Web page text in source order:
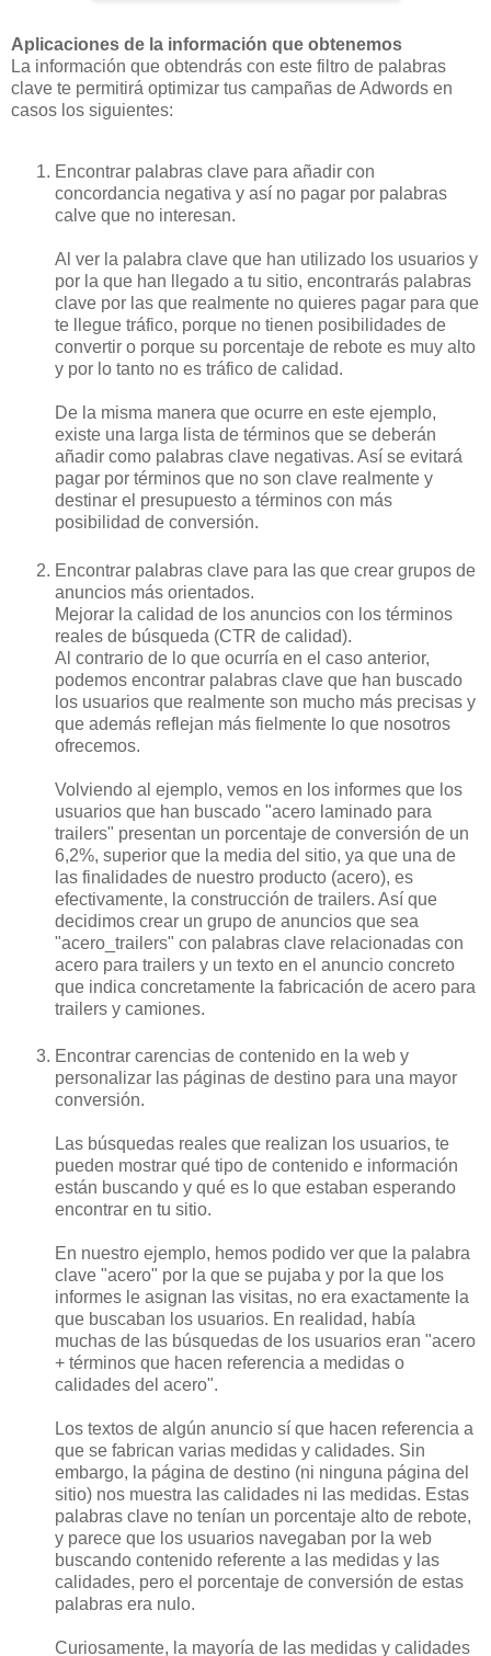
Aplicaciones de la información que obtenemos
La información que obtendrás con este filtro de palabras
clave te permitirá optimizar tus campañas de Adwords en
casos los siguientes:
Encontrar palabras clave para añadir con
concordancia negativa y así no pagar por palabras
calve que no interesan.
Al ver la palabra clave que han utilizado los usuarios y
por la que han llegado a tu sitio, encontrarás palabras
clave por las que realmente no quieres pagar para que
te llegue tráfico, porque no tienen posibilidades de
convertir o porque su porcentaje de rebote es muy alto
y por lo tanto no es tráfico de calidad.
De la misma manera que ocurre en este ejemplo,
existe una larga lista de términos que se deberán
añadir como palabras clave negativas. Así se evitará
pagar por términos que no son clave realmente y
destinar el presupuesto a términos con más
posibilidad de conversión.
Encontrar palabras clave para las que crear grupos de
anuncios más orientados.
Mejorar la calidad de los anuncios con los términos
reales de búsqueda (CTR de calidad).
Al contrario de lo que ocurría en el caso anterior,
podemos encontrar palabras clave que han buscado
los usuarios que realmente son mucho más precisas y
que además reflejan más fielmente lo que nosotros
ofrecemos.
Volviendo al ejemplo, vemos en los informes que los
usuarios que han buscado "acero laminado para
trailers" presentan un porcentaje de conversión de un
6,2%, superior que la media del sitio, ya que una de
las finalidades de nuestro producto (acero), es
efectivamente, la construcción de trailers. Así que
decidimos crear un grupo de anuncios que sea
"acero_trailers" con palabras clave relacionadas con
acero para trailers y un texto en el anuncio concreto
que indica concretamente la fabricación de acero para
trailers y camiones.
Encontrar carencias de contenido en la web y
personalizar las páginas de destino para una mayor
conversión.
Las búsquedas reales que realizan los usuarios, te
pueden mostrar qué tipo de contenido e información
están buscando y qué es lo que estaban esperando
encontrar en tu sitio.
En nuestro ejemplo, hemos podido ver que la palabra
clave "acero" por la que se pujaba y por la que los
informes le asignan las visitas, no era exactamente la
que buscaban los usuarios. En realidad, había
muchas de las búsquedas de los usuarios eran "acero
+ términos que hacen referencia a medidas o
calidades del acero".
Los textos de algún anuncio sí que hacen referencia a
que se fabrican varias medidas y calidades. Sin
embargo, la página de destino (ni ninguna página del
sitio) nos muestra las calidades ni las medidas. Estas
palabras clave no tenían un porcentaje alto de rebote,
y parece que los usuarios navegaban por la web
buscando contenido referente a las medidas y las
calidades, pero el porcentaje de conversión de estas
palabras era nulo.
Curiosamente, la mayoría de las medidas y calidades